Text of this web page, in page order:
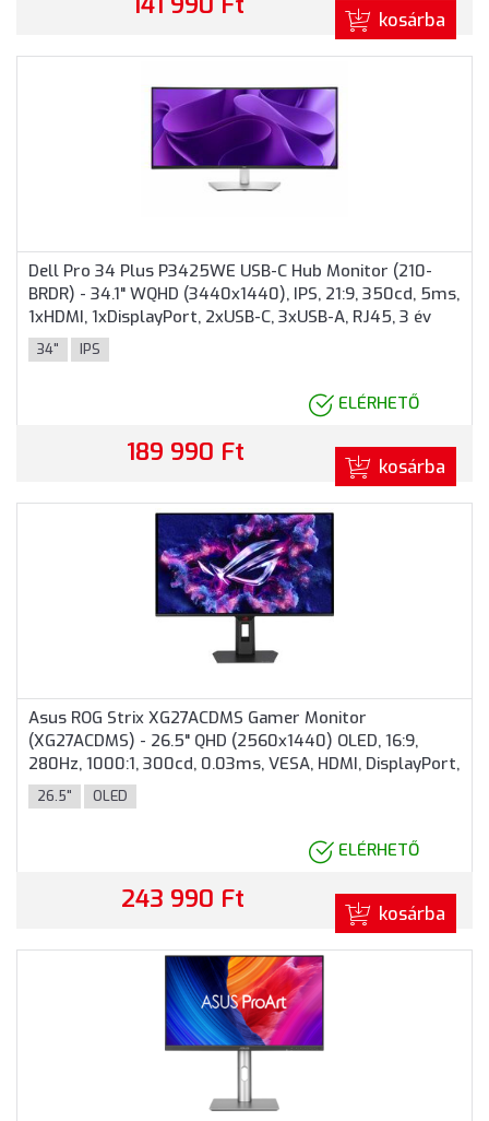
kosárba
Dell Pro 34 Plus P3425WE USB-C Hub Monitor (210-
BRDR) - 34.1" WQHD (3440x1440), IPS, 21:9, 350cd, 5ms,
1xHDMI, 1xDisplayPort, 2xUSB-C, 3xUSB-A, RJ45, 3 év
garancia, Fekete-ezüst színben
34" IPS
ELÉRHETŐ
189 990 Ft kosárba
Asus ROG Strix XG27ACDMS Gamer Monitor
(XG27ACDMS) - 26.5" QHD (2560x1440) OLED, 16:9,
280Hz, 1000:1, 300cd, 0.03ms, VESA, HDMI, DisplayPort,
USB, 3 év garancia, Fekete színben
26.5" OLED
ELÉRHETŐ
243 990 Ft kosárba